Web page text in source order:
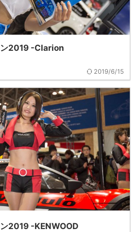
2019 -Clarion
2019/6/15
2019 -KENWOOD